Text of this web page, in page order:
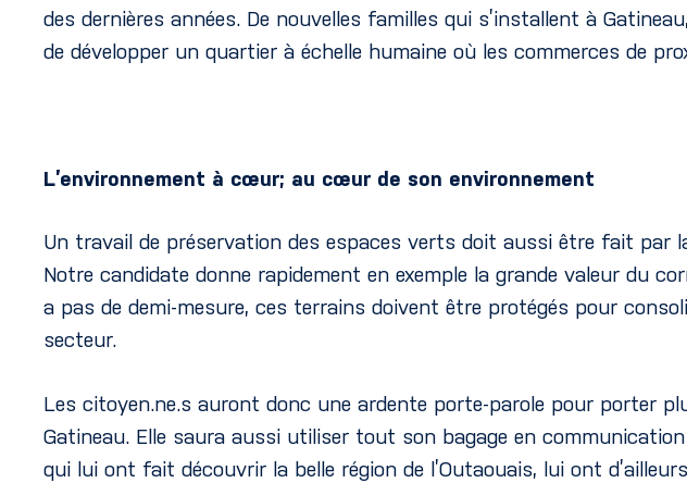
des dernières années. De nouvelles familles qui s’installent à
de développer un quartier à échelle humaine où les commerces de
L’environnement à cœur; au cœur de son environnement
Un travail de préservation des espaces verts doit aussi être fait par
Notre candidate donne rapidement en exemple la grande valeur du
a pas de demi-mesure, ces terrains doivent être protégés pour
secteur.
Les citoyen.ne.s auront donc une ardente porte-parole pour porter
Gatineau. Elle saura aussi utiliser tout son bagage en
qui lui ont fait découvrir la belle région de l’Outaouais, lui ont